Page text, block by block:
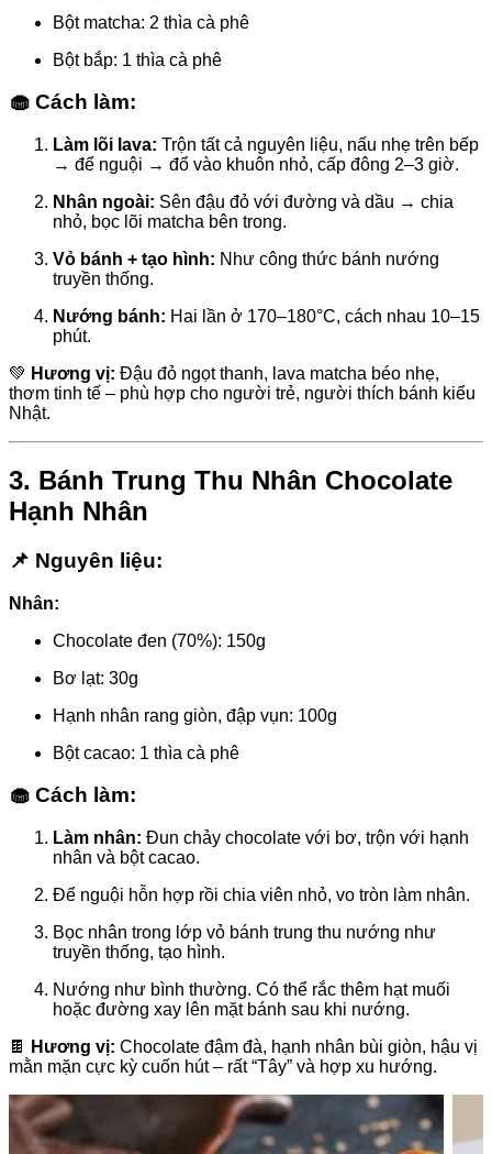
Bột matcha: 2 thìa cà phê
Bột bắp: 1 thìa cà phê
🧁 Cách làm:
Làm lõi lava: Trộn tất cả nguyên liệu, nấu nhẹ trên bếp
→ để nguội → đổ vào khuôn nhỏ, cấp đông 2–3 giờ.
Nhân ngoài: Sên đậu đỏ với đường và dầu → chia
nhỏ, bọc lõi matcha bên trong.
Vỏ bánh + tạo hình: Như công thức bánh nướng
truyền thống.
Nướng bánh: Hai lần ở 170–180°C, cách nhau 10–15
phút.
💚 Hương vị: Đậu đỏ ngọt thanh, lava matcha béo nhẹ,
thơm tinh tế – phù hợp cho người trẻ, người thích bánh kiểu
Nhật.
3. Bánh Trung Thu Nhân Chocolate
Hạnh Nhân
📌 Nguyên liệu:
Nhân:
Chocolate đen (70%): 150g
Bơ lạt: 30g
Hạnh nhân rang giòn, đập vụn: 100g
Bột cacao: 1 thìa cà phê
🧁 Cách làm:
Làm nhân: Đun chảy chocolate với bơ, trộn với hạnh
nhân và bột cacao.
Để nguội hỗn hợp rồi chia viên nhỏ, vo tròn làm nhân.
Bọc nhân trong lớp vỏ bánh trung thu nướng như
truyền thống, tạo hình.
Nướng như bình thường. Có thể rắc thêm hạt muối
hoặc đường xay lên mặt bánh sau khi nướng.
🍫
Hương vị: Chocolate đậm đà, hạnh nhân bùi giòn, hậu vị
mằn mặn cực kỳ cuốn hút – rất “Tây” và hợp xu hướng.